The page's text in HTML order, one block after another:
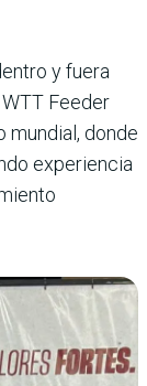
y fuera
Feeder
mundial, donde
experiencia